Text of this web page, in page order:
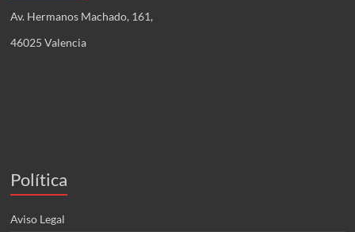
Av. Hermanos Machado, 161,
46025 Valencia
Política
Aviso Legal